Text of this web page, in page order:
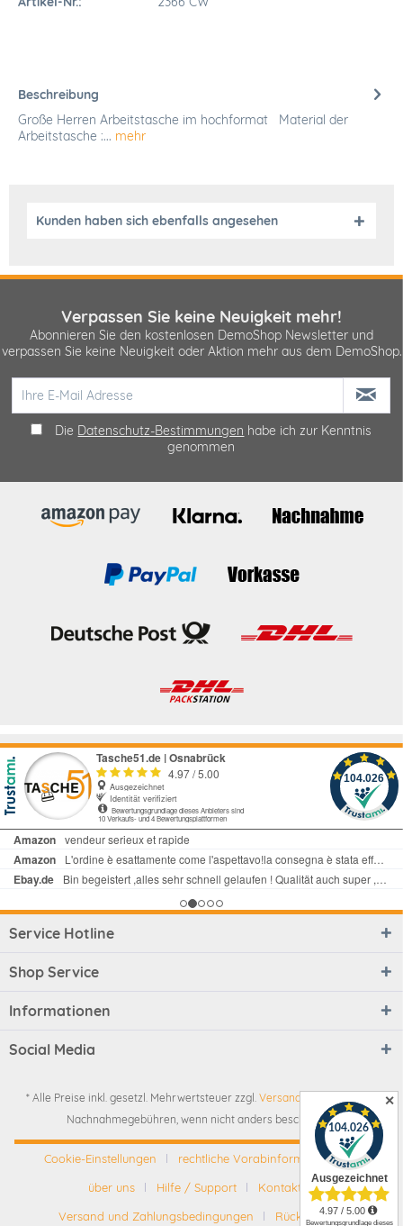
Beschreibung
Große Herren Arbeitstasche im hochformat Material der
Arbeitstasche :... mehr
Kunden haben sich ebenfalls angesehen
✕
Verpassen Sie keine Neuigkeit mehr!
Abonnieren Sie den kostenlosen DemoShop Newsletter und
verpassen Sie keine Neuigkeit oder Aktion mehr aus dem DemoShop.
Die Datenschutz-Bestimmungen habe ich zur Kenntnis
genommen
Service Hotline
Shop Service
Informationen
Social Media
* Alle Preise inkl. gesetzl. Mehrwertsteuer zzgl. Versandkosten
Nachnahmegebühren, wenn nicht anders beschrieben
Cookie-Einstellungen
rechtliche Vorabinformationen
über uns
Hilfe / Support
Kontakt
Versand und Zahlungsbedingungen
Rückgabe